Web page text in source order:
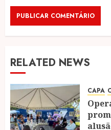
RELATED NEWS
CAPA